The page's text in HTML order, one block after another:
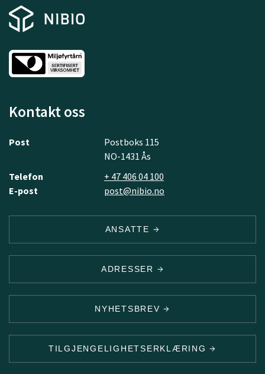
Kontakt oss
Post
Postboks 115
NO-1431 Ås
Telefon
+ 47 406 04 100
E-post
post@nibio.no
ANSATTE
ADRESSER
NYHETSBREV
TILGJENGELIGHETSERKLÆRING